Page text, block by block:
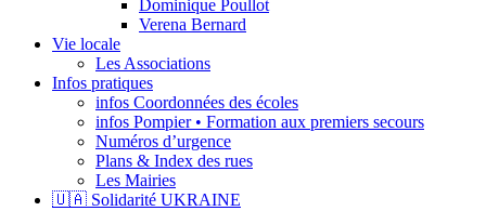
Dominique Poullot
Verena Bernard
Vie locale
Les Associations
Infos pratiques
infos Coordonnées des écoles
infos Pompier • Formation aux premiers secours
Numéros d’urgence
Plans & Index des rues
Les Mairies
🇺🇦 Solidarité UKRAINE